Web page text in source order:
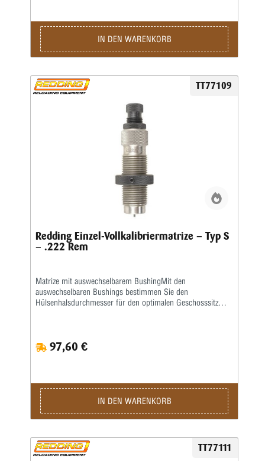
IN DEN WARENKORB
TT77109
Redding Einzel-Vollkalibriermatrize – Typ S
– .222 Rem
Matrize mit auswechselbarem BushingMit den
auswechselbaren Bushings bestimmen Sie den
Hülsenhalsdurchmesser für den optimalen Geschosssitz
Body Die- Standard-SetzmatrizeDie Bushings sind nicht im
Satz enthalten, bitte extra ordern.
97,60 €
IN DEN WARENKORB
TT77111